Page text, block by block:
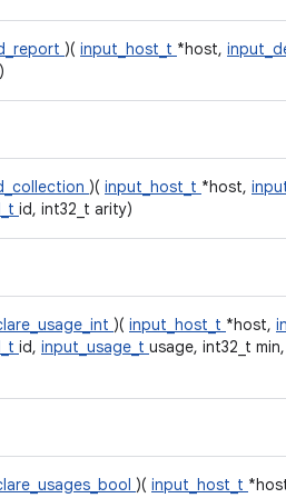
)( input_host_t *host,
)( input_host_t *host,
id, int32_t arity)
)( input_host_t *host,
id, input_usage_t usage, int32_t
)( input_host_t